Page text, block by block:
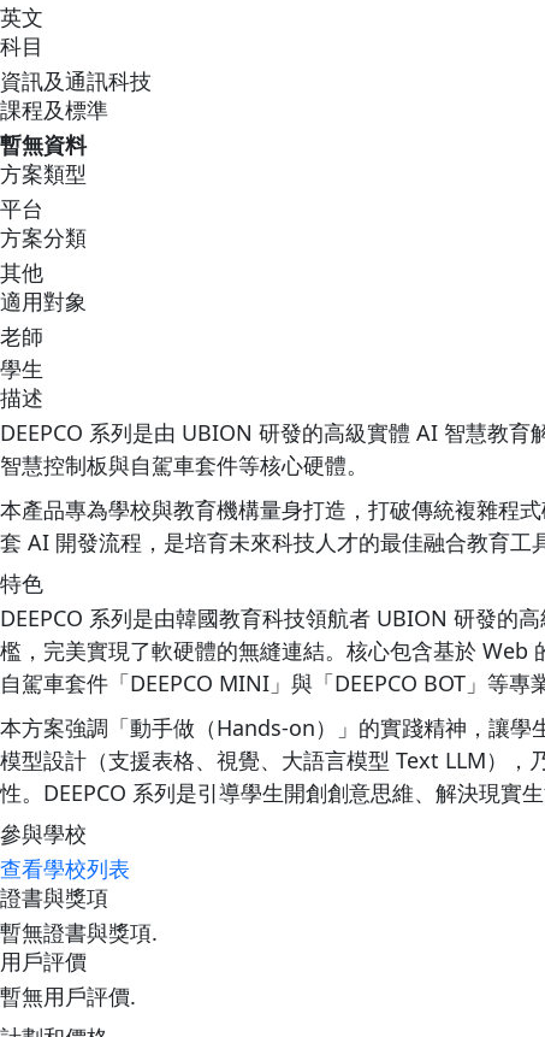
英文
科目
資訊及通訊科技
課程及標準
暫無資料
方案類型
平台
方案分類
其他
適用對象
老師
學生
描述
DEEPCO 系列是由 UBION 研發的高級實體 AI 智慧教育
智慧控制板與自駕車套件等核心硬體。
本產品專為學校與教育機構量身打造，打破傳統複雜程
套 AI 開發流程，是培育未來科技人才的最佳融合教育工具
特色
DEEPCO 系列是由韓國教育科技領航者 UBION 研發的
檻，完美實現了軟硬體的無縫連結。核心包含基於 Web
自駕車套件「DEEPCO MINI」與「DEEPCO BOT」等專
本方案強調「動手做（Hands-on）」的實踐精神，讓
模型設計（支援表格、視覺、大語言模型 Text LLM）
性。DEEPCO 系列是引導學生開創創意思維、解決現實
參與學校
查看學校列表
證書與獎項
暫無證書與獎項.
用戶評價
暫無用戶評價.